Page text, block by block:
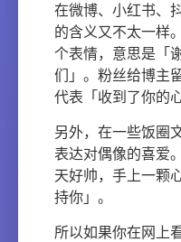
在微博、小红书、
的含义又不太一样
个表情，意思是「
们」。粉丝给博主
代表「收到了你的
另外，在一些饭圈
表达对偶像的喜爱
天好帅，手上一颗
持你」。
所以如果你在网上